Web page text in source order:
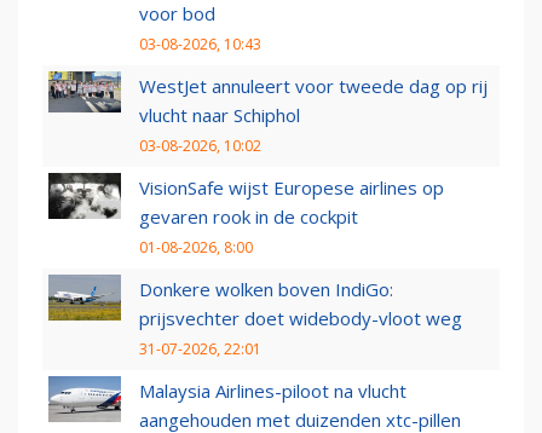
voor bod
03-08-2026, 10:43
WestJet annuleert voor tweede dag op rij
vlucht naar Schiphol
03-08-2026, 10:02
VisionSafe wijst Europese airlines op
gevaren rook in de cockpit
01-08-2026, 8:00
Donkere wolken boven IndiGo:
prijsvechter doet widebody-vloot weg
31-07-2026, 22:01
Malaysia Airlines-piloot na vlucht
aangehouden met duizenden xtc-pillen